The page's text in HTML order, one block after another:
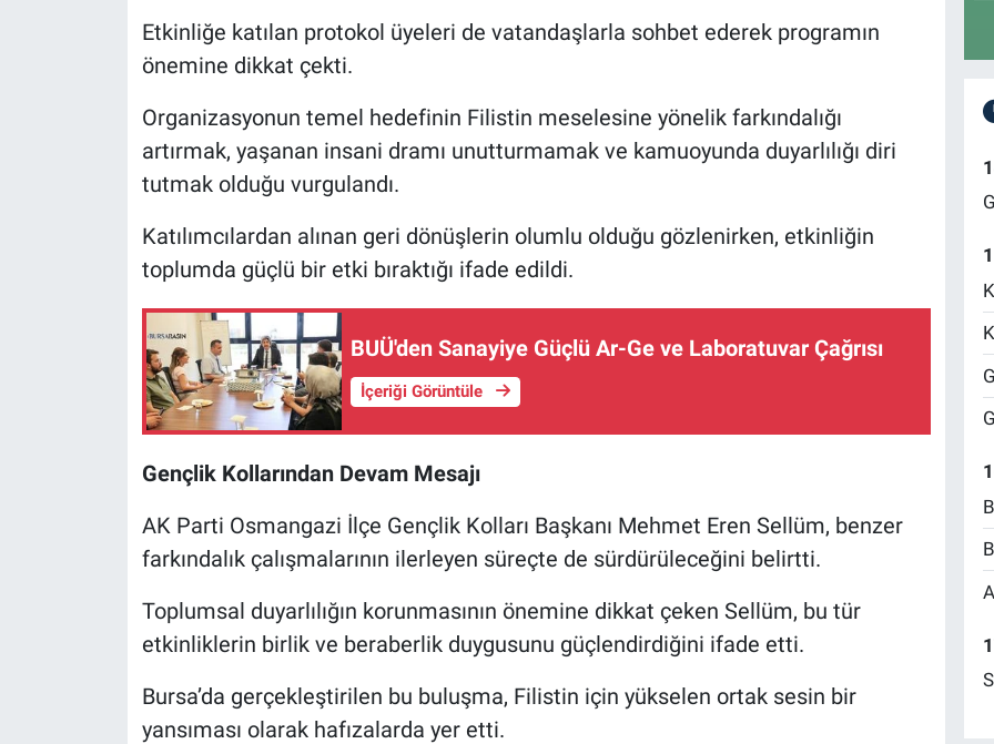
Etkinliğe katılan protokol üyeleri de vatandaşlarla sohbet ederek programın
önemine dikkat çekti.
Organizasyonun temel hedefinin Filistin meselesine yönelik farkındalığı
artırmak, yaşanan insani dramı unutturmamak ve kamuoyunda duyarlılığı diri
tutmak olduğu vurgulandı.
Katılımcılardan alınan geri dönüşlerin olumlu olduğu gözlenirken, etkinliğin
toplumda güçlü bir etki bıraktığı ifade edildi.
BUÜ'den Sanayiye Güçlü Ar-Ge ve Laboratuvar Çağrısı
İçeriği Görüntüle
Gençlik Kollarından Devam Mesajı
AK Parti Osmangazi İlçe Gençlik Kolları Başkanı Mehmet Eren Sellüm, benzer
farkındalık çalışmalarının ilerleyen süreçte de sürdürüleceğini belirtti.
Toplumsal duyarlılığın korunmasının önemine dikkat çeken Sellüm, bu tür
etkinliklerin birlik ve beraberlik duygusunu güçlendirdiğini ifade etti.
Bursa’da gerçekleştirilen bu buluşma, Filistin için yükselen ortak sesin bir
yansıması olarak hafızalarda yer etti.